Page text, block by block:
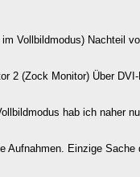
Vollbildmodus) Nachteil
2 (Zock Monitor) Über
hab ich naher
Aufnahmen. Einzige